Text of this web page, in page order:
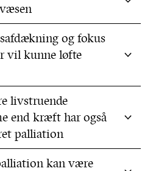
og fokus
vil kunne løfte
livstruende
end kræft har også
palliation
kan være